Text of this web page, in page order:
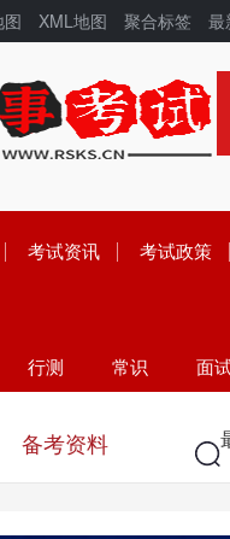
图 XML地图 聚合标签 最
考试资讯 考试政策
行测 常识 面
备考资料